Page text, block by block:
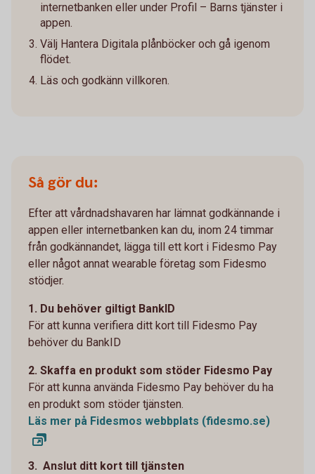
internetbanken eller under Profil – Barns tjänster i
appen.
Välj Hantera Digitala plånböcker och gå igenom
flödet.
Läs och godkänn villkoren.
Så gör du:
Efter att vårdnadshavaren har lämnat godkännande i
appen eller internetbanken kan du, inom 24 timmar
från godkännandet, lägga till ett kort i Fidesmo Pay
eller något annat wearable företag som Fidesmo
stödjer.
1. Du behöver giltigt BankID
För att kunna verifiera ditt kort till Fidesmo Pay
behöver du BankID
2. Skaffa en produkt som stöder Fidesmo Pay
För att kunna använda Fidesmo Pay behöver du ha
en produkt som stöder tjänsten.
Läs mer på Fidesmos webbplats (fidesmo.se)
3. Anslut ditt kort till tjänsten